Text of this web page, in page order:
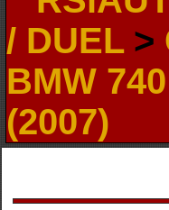
/ DUEL>
BMW
(2007)